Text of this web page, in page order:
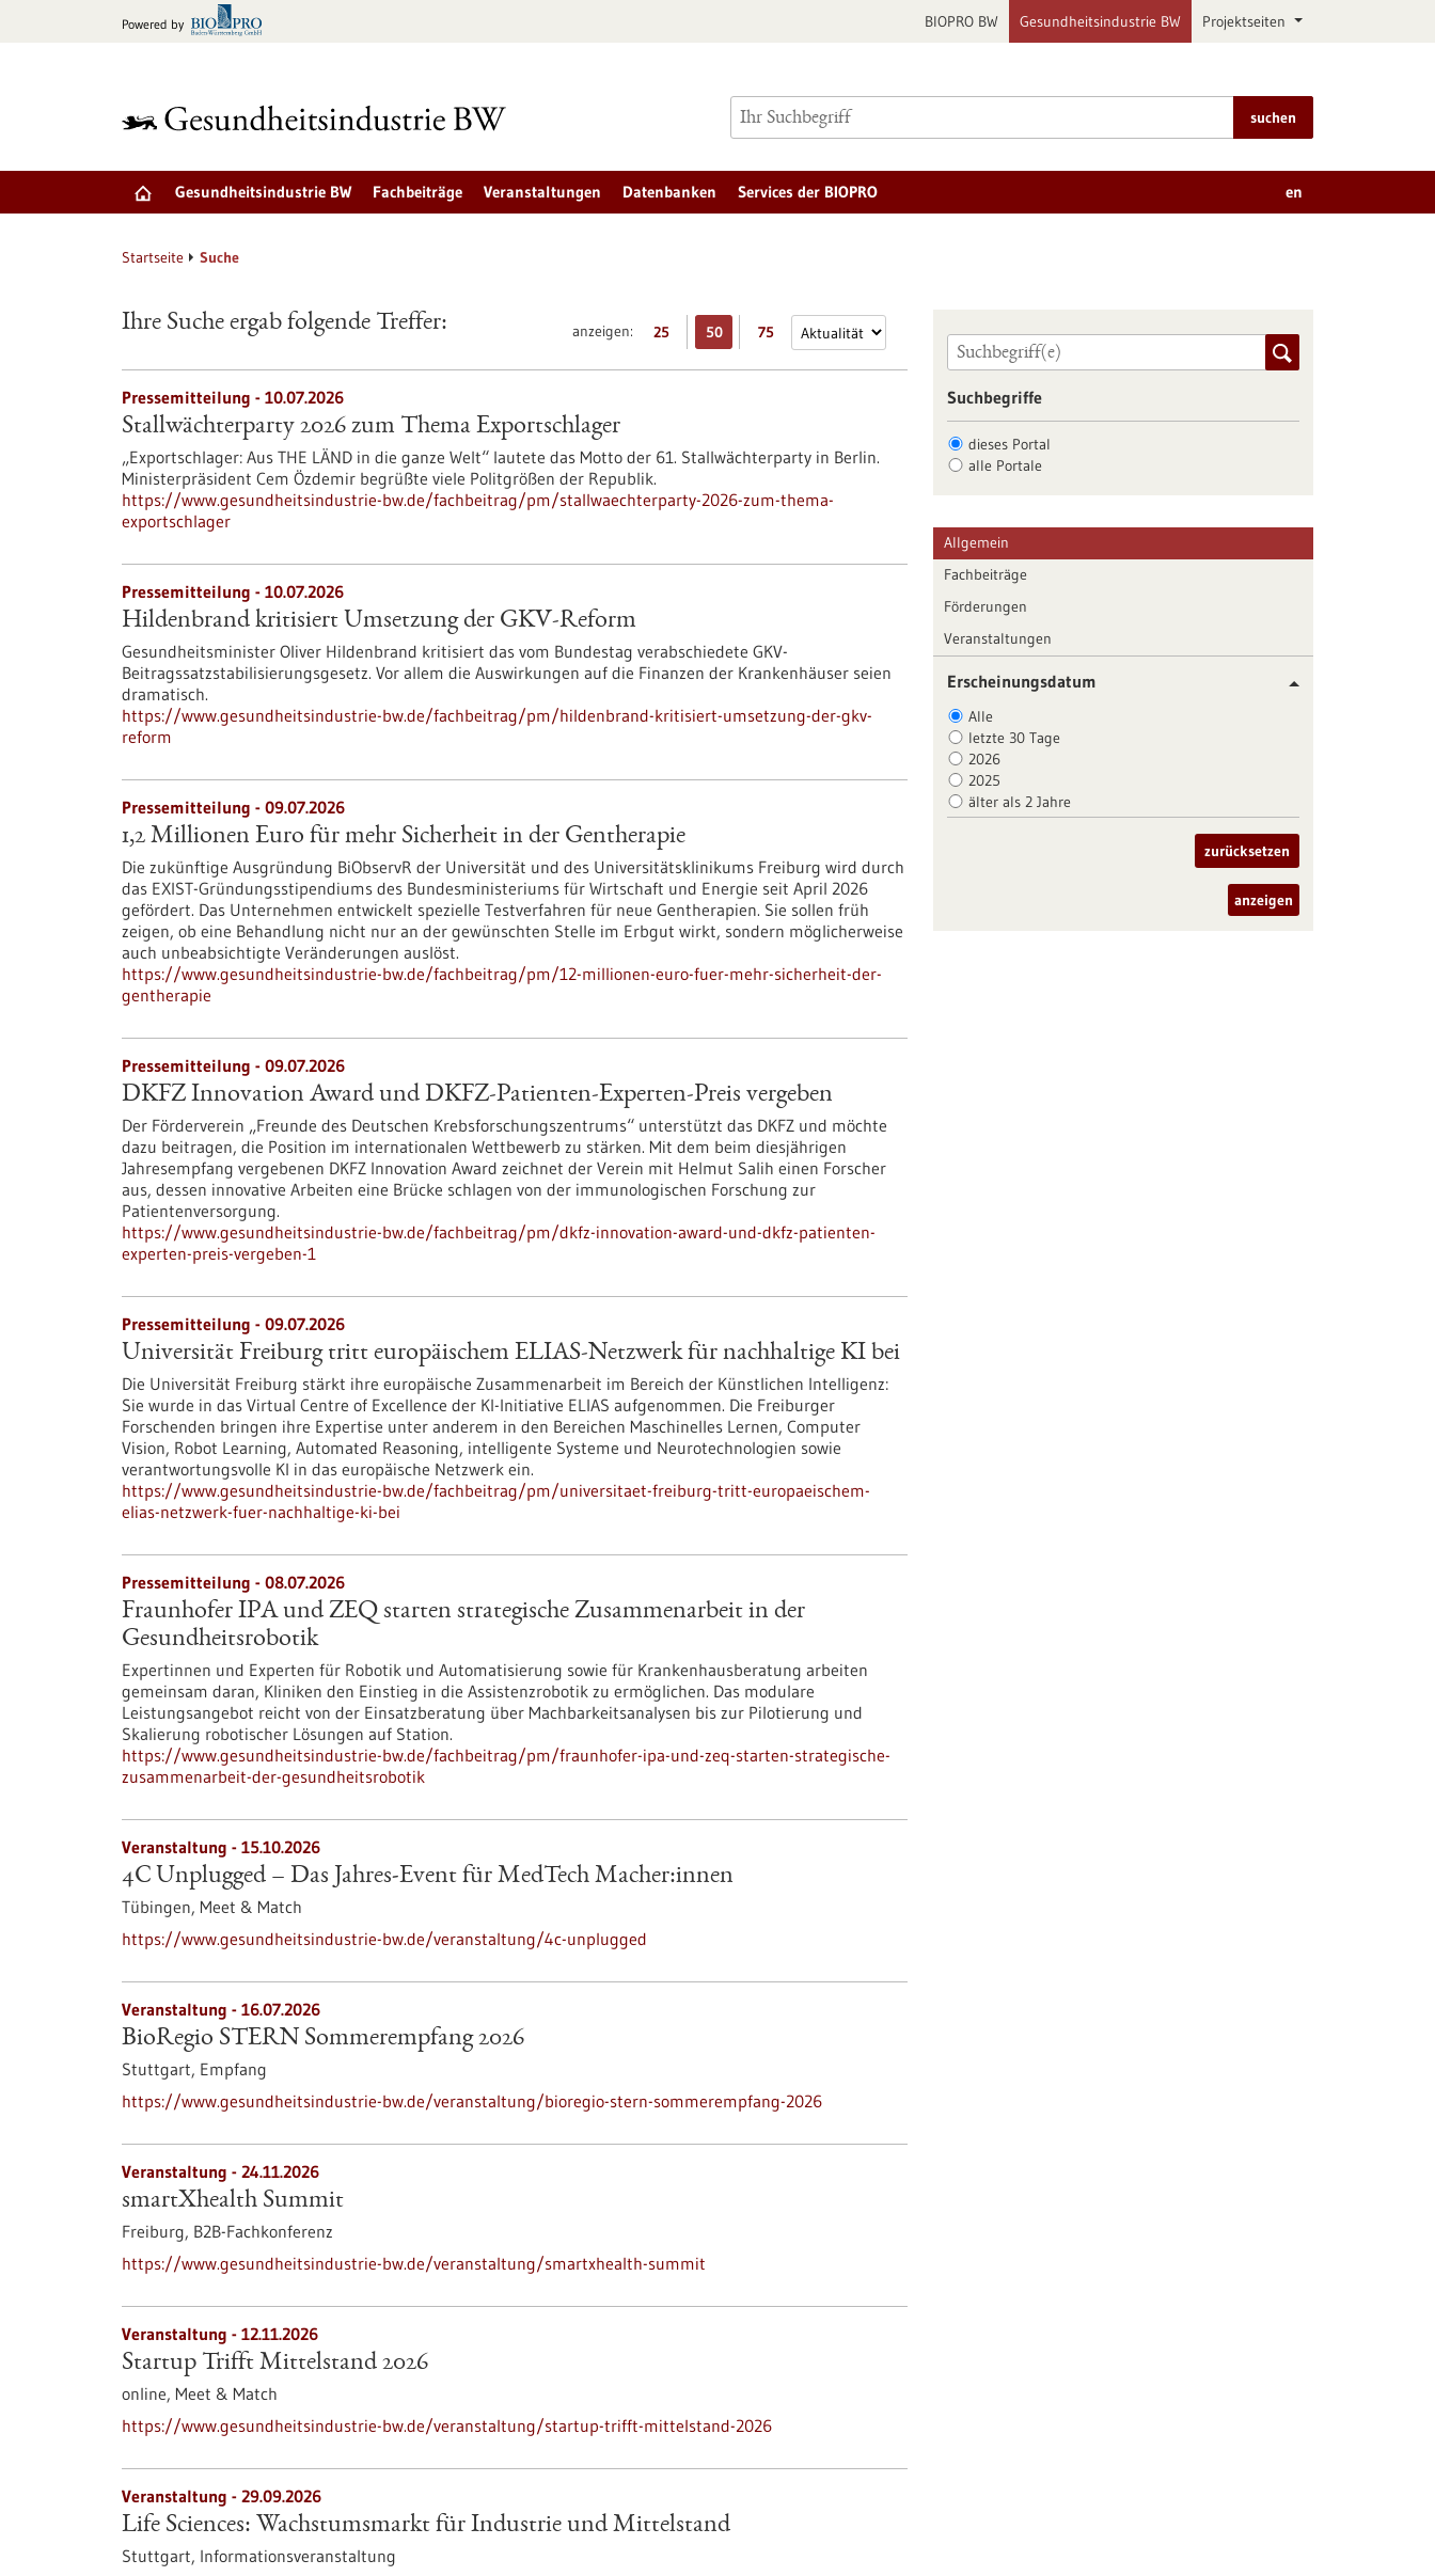
Powered by BIOPRO BW Gesundheitsindustrie BW Projektseiten
suchen
Gesundheitsindustrie BW Fachbeiträge Veranstaltungen Datenbanken Services der BIOPRO en
Startseite Suche
anzeigen: 25 50 75
Ihre Suche ergab folgende Treffer:
Pressemitteilung - 10.07.2026
Stallwächterparty 2026 zum Thema Exportschlager
„Exportschlager: Aus THE LÄND in die ganze Welt“ lautete das Motto der 61. Stallwächterparty in Berlin.
Ministerpräsident Cem Özdemir begrüßte viele Politgrößen der Republik.
https://www.gesundheitsindustrie-bw.de/fachbeitrag/pm/stallwaechterparty-2026-zum-thema-
exportschlager
Pressemitteilung - 10.07.2026
Hildenbrand kritisiert Umsetzung der GKV-Reform
Gesundheitsminister Oliver Hildenbrand kritisiert das vom Bundestag verabschiedete GKV-
Beitragssatzstabilisierungsgesetz. Vor allem die Auswirkungen auf die Finanzen der Krankenhäuser seien
dramatisch.
https://www.gesundheitsindustrie-bw.de/fachbeitrag/pm/hildenbrand-kritisiert-umsetzung-der-gkv-
reform
Pressemitteilung - 09.07.2026
1,2 Millionen Euro für mehr Sicherheit in der Gentherapie
Die zukünftige Ausgründung BiObservR der Universität und des Universitätsklinikums Freiburg wird durch
das EXIST-Gründungsstipendiums des Bundesministeriums für Wirtschaft und Energie seit April 2026
gefördert. Das Unternehmen entwickelt spezielle Testverfahren für neue Gentherapien. Sie sollen früh
zeigen, ob eine Behandlung nicht nur an der gewünschten Stelle im Erbgut wirkt, sondern möglicherweise
auch unbeabsichtigte Veränderungen auslöst.
https://www.gesundheitsindustrie-bw.de/fachbeitrag/pm/12-millionen-euro-fuer-mehr-sicherheit-der-
gentherapie
Pressemitteilung - 09.07.2026
DKFZ Innovation Award und DKFZ-Patienten-Experten-Preis vergeben
Der Förderverein „Freunde des Deutschen Krebsforschungszentrums“ unterstützt das DKFZ und möchte
dazu beitragen, die Position im internationalen Wettbewerb zu stärken. Mit dem beim diesjährigen
Jahresempfang vergebenen DKFZ Innovation Award zeichnet der Verein mit Helmut Salih einen Forscher
aus, dessen innovative Arbeiten eine Brücke schlagen von der immunologischen Forschung zur
Patientenversorgung.
https://www.gesundheitsindustrie-bw.de/fachbeitrag/pm/dkfz-innovation-award-und-dkfz-patienten-
experten-preis-vergeben-1
Pressemitteilung - 09.07.2026
Universität Freiburg tritt europäischem ELIAS-Netzwerk für nachhaltige KI bei
Die Universität Freiburg stärkt ihre europäische Zusammenarbeit im Bereich der Künstlichen Intelligenz:
Sie wurde in das Virtual Centre of Excellence der KI-Initiative ELIAS aufgenommen. Die Freiburger
Forschenden bringen ihre Expertise unter anderem in den Bereichen Maschinelles Lernen, Computer
Vision, Robot Learning, Automated Reasoning, intelligente Systeme und Neurotechnologien sowie
verantwortungsvolle KI in das europäische Netzwerk ein.
https://www.gesundheitsindustrie-bw.de/fachbeitrag/pm/universitaet-freiburg-tritt-europaeischem-
elias-netzwerk-fuer-nachhaltige-ki-bei
Pressemitteilung - 08.07.2026
Fraunhofer IPA und ZEQ starten strategische Zusammenarbeit in der
Gesundheitsrobotik
Expertinnen und Experten für Robotik und Automatisierung sowie für Krankenhausberatung arbeiten
gemeinsam daran, Kliniken den Einstieg in die Assistenzrobotik zu ermöglichen. Das modulare
Leistungsangebot reicht von der Einsatzberatung über Machbarkeitsanalysen bis zur Pilotierung und
Skalierung robotischer Lösungen auf Station.
https://www.gesundheitsindustrie-bw.de/fachbeitrag/pm/fraunhofer-ipa-und-zeq-starten-strategische-
zusammenarbeit-der-gesundheitsrobotik
Veranstaltung - 15.10.2026
4C Unplugged – Das Jahres‑Event für MedTech Macher:innen
Tübingen, Meet & Match
https://www.gesundheitsindustrie-bw.de/veranstaltung/4c-unplugged
Veranstaltung - 16.07.2026
BioRegio STERN Sommerempfang 2026
Stuttgart, Empfang
https://www.gesundheitsindustrie-bw.de/veranstaltung/bioregio-stern-sommerempfang-2026
Veranstaltung - 24.11.2026
smartXhealth Summit
Freiburg, B2B-Fachkonferenz
https://www.gesundheitsindustrie-bw.de/veranstaltung/smartxhealth-summit
Veranstaltung - 12.11.2026
Startup Trifft Mittelstand 2026
online, Meet & Match
https://www.gesundheitsindustrie-bw.de/veranstaltung/startup-trifft-mittelstand-2026
Veranstaltung - 29.09.2026
Life Sciences: Wachstumsmarkt für Industrie und Mittelstand
Stuttgart, Informationsveranstaltung
Suchbegriffe
dieses Portal
alle Portale
Allgemein
Fachbeiträge
Förderungen
Veranstaltungen
Erscheinungsdatum
Alle
letzte 30 Tage
2026
2025
älter als 2 Jahre
zurücksetzen
anzeigen